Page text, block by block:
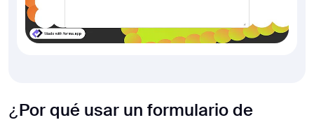
¿Por qué usar un formulario de